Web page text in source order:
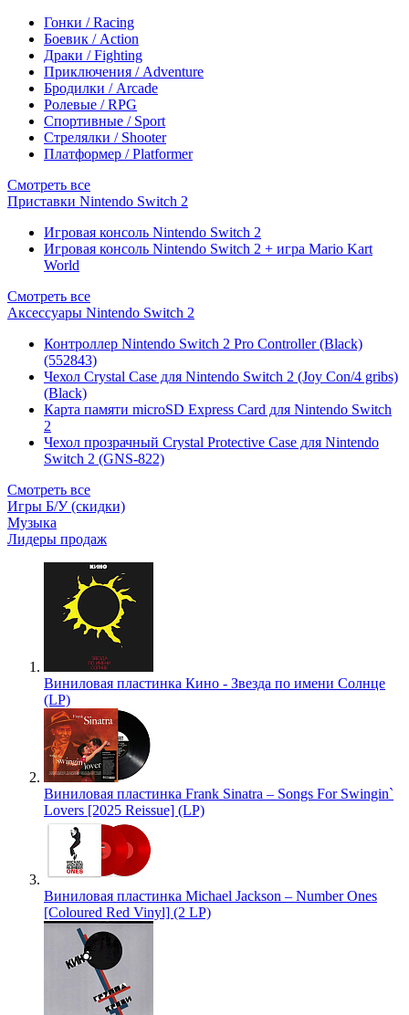
Гонки / Racing
Боевик / Action
Драки / Fighting
Приключения / Adventure
Бродилки / Arcade
Ролевые / RPG
Спортивные / Sport
Стрелялки / Shooter
Платформер / Platformer
Смотреть все
Приставки Nintendo Switch 2
Игровая консоль Nintendo Switch 2
Игровая консоль Nintendo Switch 2 + игра Mario Kart
World
Смотреть все
Аксессуары Nintendo Switch 2
Контроллер Nintendo Switch 2 Pro Controller (Black)
(552843)
Чехол Сrystal Сase для Nintendo Switch 2 (Joy Con/4 gribs)
(Black)
Карта памяти microSD Express Card для Nintendo Switch
2
Чехол прозрачный Crystal Protective Case для Nintendo
Switch 2 (GNS-822)
Смотреть все
Игры Б/У (скидки)
Музыка
Лидеры продаж
Виниловая пластинка Кино - Звезда по имени Солнце
(LP)
Виниловая пластинка Frank Sinatra – Songs For Swingin`
Lovers [2025 Reissue] (LP)
Виниловая пластинка Michael Jackson – Number Ones
[Coloured Red Vinyl] (2 LP)